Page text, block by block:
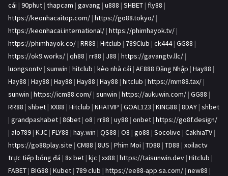
cái | 90phut | thapcam | gavang | u888 | SHBET | fly88 |
https://keonhacaitop.com/ | https://go88.tokyo/ |
https://keonhacai.international/ | https://phimhayok.tv/ |
https://phimhayok.co/ | RR88 | Hitclub | 789Club | ck444| GG88 |
https://ok9.works/ | qh88 | rr88 | J88 | https://gavangtv.llc/ |
luongsontv | sunwin | hitclub | kèo nhà cái | AE888 Đăng Nhập | Hay88 |
Hay88 | Hay88 | Hay88 | Hay88 | Hay88 | hitclub | https://mm88.tax/ |
sunwin | https://icm88.com/ | sunwin | https://aukuwin.com/ | GG88 |
RR88 | shbet | XX88 | Hitclub | NHATVIP | GOAL123 | KING88 | 8DAY | shbet
| grandpashabet | 86bet | o8 | rr88 | uy88 | onbet | https://go8f.design/
| alo789 | KJC | FLY88 | hay.win | QS88 | O8 | go88 | Socolive | CakhiaTV |
https://go88play.site | CM88 | 8US | Phim Moi | TD88 | TD88 | xoilactv
trực tiếp bóng đá | 8x bet | kjc | xx88 | https://taisunwin.dev | Hitclub |
FABET | BIG88 | Kubet | 789 club | https://ee88-app.sa.com/ | new88 |